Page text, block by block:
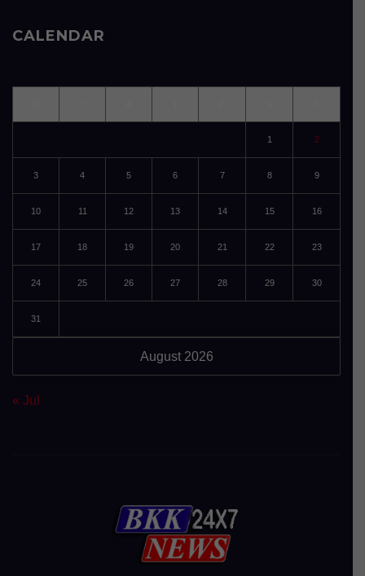
CALENDAR
August 2026
1 2
3 4 5 6 7 8 9
10 11 12 13 14 15 16
17 18 19 20 21 22 23
24 25 26 27 28 29 30
31
« Jul